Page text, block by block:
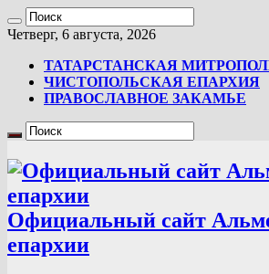
Четверг, 6 августа, 2026
ТАТАРСТАНСКАЯ
ЧИСТОПОЛЬСКАЯ ЕПАРХИЯ
ПРАВОСЛАВНОЕ ЗАКАМЬЕ
Официальный сайт
епархии